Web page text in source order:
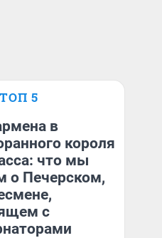
ТОП 5
в
короля
что мы
о Печерском,
с